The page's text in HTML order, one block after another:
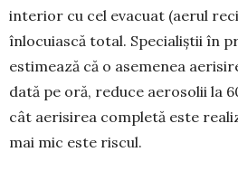
interior cu cel evacuat (aerul
înlocuiască total. Specialiștii în
estimează că o asemenea
dată pe oră, reduce aero­solii la
cât aerisirea completă este
mai mic este riscul.